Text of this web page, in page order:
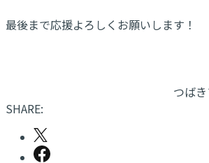
最後まで応援よろしくお願いします！
つば
SHARE: